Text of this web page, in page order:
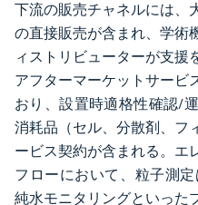
下流の販売チャネルには、
の直接販売が含まれ、学術
ィストリビューターが支援
アフターマーケットサービ
おり、設置時適格性確認/
消耗品（セル、分散剤、フ
ービス契約が含まれる。エ
フローにおいて、粒子測
純水モニタリングといった